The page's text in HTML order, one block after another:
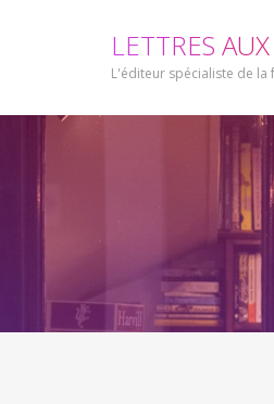
LETTRES AUX
L'éditeur spécialiste de la